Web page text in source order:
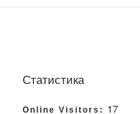
Статистика
Online Visitors: 17